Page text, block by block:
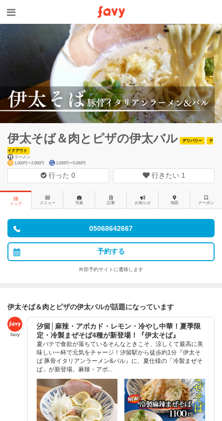
伊太そば＆肉とピザの伊太バル デリバリー テ
イクアウト
ラーメン
1,000円〜2,000円
2,000円〜5,000円
行った0 行きたい 1
トップ メニュー 写真 記事 お知らせ 地図 クーポン
05068642667
予約する
外部予約サイトに遷移します
伊太そば＆肉とピザの伊太バルが話題になっています
favy
汐留│麻辣・アボカド・レモン・冷やし中華！夏季限
定・冷製まぜそば4種が新登場！『伊太そば』
夏バテで食欲が落ちているそんなときこそ、涼しくて最高に美
味しい一杯で元気をチャージ！汐留駅から徒歩約1分『伊太そ
ば 豚骨イタリアンラーメン&バル』に、夏仕様の「冷製まぜそ
ば」が新登場。麻辣・アボ...